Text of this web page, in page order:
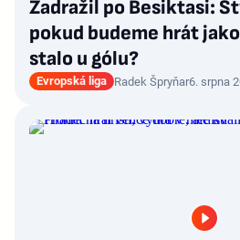
Zadražil po Besiktasi:
pokud budeme hrát
stalo u gólu?
Evropská liga Radek Špryňar6. srpna